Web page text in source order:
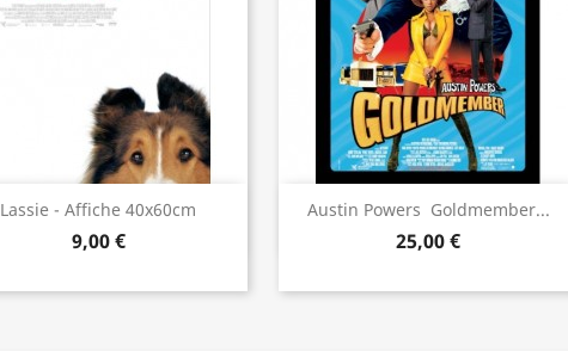
Lassie - Affiche 40x60cm
9,00 €
Aperçu rapide Austin Powers  Goldmember...
25,00 €
Aperçu rapide